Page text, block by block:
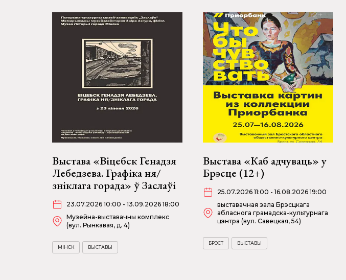
Выстава «Віцебск Генадзя
Лебедзева. Графіка ня/
зніклага горада» ў Заслаўі
23.07.2026 10:00 - 13.09.2026 18:00
Музейна-выставачны комплекс
(вул. Рынкавая, д. 4)
МІНСК ВЫСТАВЫ
Выстава «Каб адчуваць» у
Брэсце (12+)
25.07.2026 11:00 - 16.08.2026 19:00
выставачная зала Брэсцкага
абласнога грамадска-культурнага
цэнтра (вул. Савецкая, 54)
БРЭСТ ВЫСТАВЫ